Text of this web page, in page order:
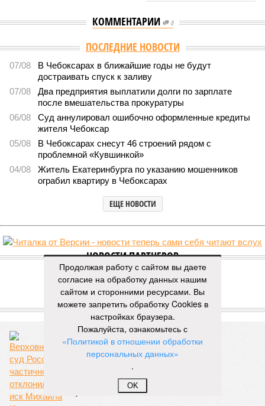
КОММЕНТАРИИ 0
ПОСЛЕДНИЕ НОВОСТИ
07/08
В Чебоксарах в ближайшие годы не будут
достраивать спуск к заливу
07/08
Два предприятия выплатили долги по зарплате
после вмешательства прокуратуры
06/08
Суд аннулировал ошибочно оформленные кредиты
жителя Чебоксар
05/08
В Чебоксарах снесут 46 строений рядом с
проблемной «Кувшинкой»
04/08
Житель Екатеринбурга по указанию мошенников
ограбил квартиру в Чебоксарах
ЕЩЕ НОВОСТИ
НОВОСТИ ПАРТНЕРОВ
Новости smi2.ru
ЕЩЕ ИЗ РАЗДЕЛА «ВЛАСТЬ»
Цивилизованный человек
Продолжая работу с сайтом вы даете
согласие на обработку данных нашим
сайтом и сторонними ресурсами. Вы
можете запретить обработку Cookies в
настройках браузера.
Пожалуйста, ознакомьтесь с
«Политикой в отношении обработки
персональных данных»
.
OK